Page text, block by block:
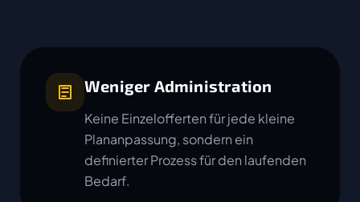
Weniger Administration
Keine Einzelofferten für jede kleine
Plananpassung, sondern ein
definierter Prozess für den laufenden
Bedarf.